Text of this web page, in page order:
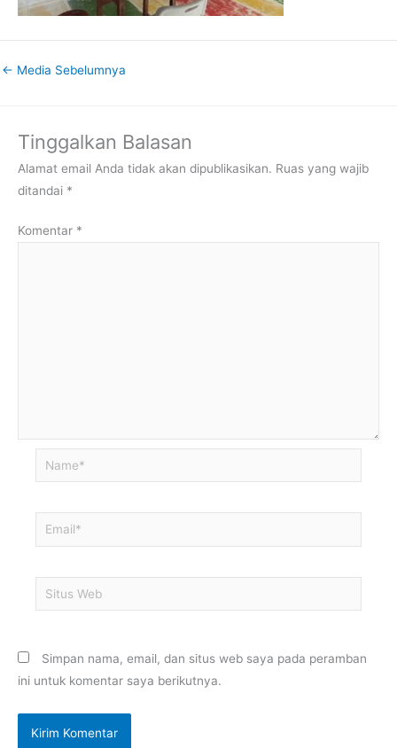
← Media Sebelumnya
Tinggalkan Balasan
Alamat email Anda tidak akan dipublikasikan. Ruas yang wajib
ditandai *
Komentar *
Name*
Email*
Situs
Web
Simpan nama, email, dan situs web saya pada peramban
ini untuk komentar saya berikutnya.